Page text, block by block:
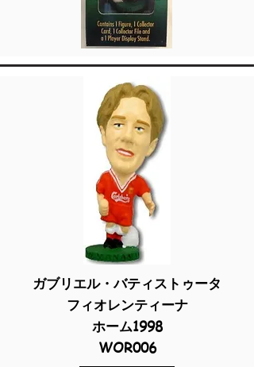
ガブリエル・バティストゥータ
フィオレンティーナ
ホーム1998
WOR006